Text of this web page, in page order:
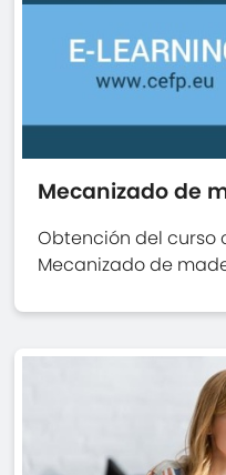
Mecanizado de
Obtención del
Mecanizado de